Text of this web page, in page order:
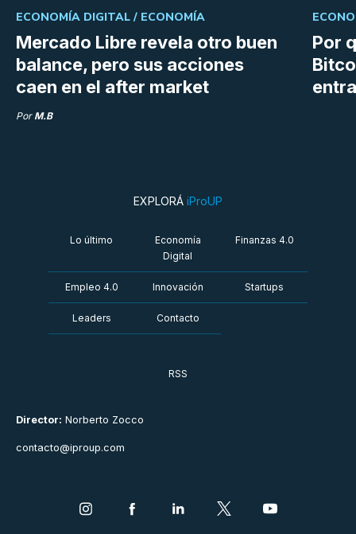
Mercado Libre revela otro buen
balance, pero sus acciones
caen en el after market
ECONOMÍA DIGITAL / ECONOMÍA
Por M.B
Por
Director: Norberto Zocco
contacto@iproup.com
EXPLORÁ iProUP
Lo último
Economía
Digital
Finanzas 4.0
Empleo 4.0 Innovación Startups
Leaders Contacto
RSS